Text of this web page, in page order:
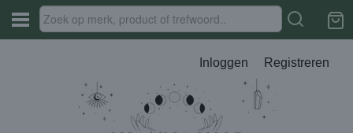
Inloggen Registreren